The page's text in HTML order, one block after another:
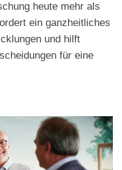
heute mehr als
ein ganzheitliches
und hilft
für eine